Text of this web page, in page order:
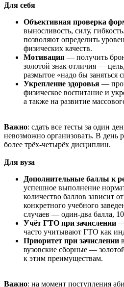
Для себя
Объективная проверка
выносливость, силу,
позволяют определить
физических качеств.
Мотивация — получить
золотой знак отличия —
размытое «надо бы заняться
Укрепление здоровья —
физическое воспитание и
а также на развитие
Важно: сдать все тесты за один
невозможно организовать. В день
более трёх-четырёх дисциплин.
Для вуза
Дополнительные баллы к
успешное выполнение
количество баллов зависит
конкретного учебного
случаев — один-два балла,
Учёт ГТО при зачислении —
часто учитывают ГТО как
Приоритет при зачислении
вузовские сборные —
к этим преимуществам.
Важно: на момент поступления